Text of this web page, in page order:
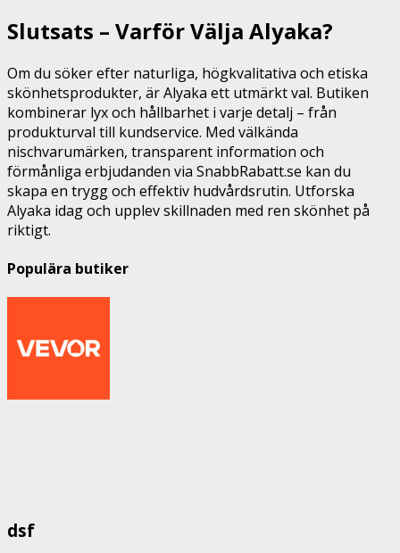
Slutsats – Varför Välja Alyaka?
Om du söker efter naturliga, högkvalitativa och etiska
skönhetsprodukter, är Alyaka ett utmärkt val. Butiken
kombinerar lyx och hållbarhet i varje detalj – från
produkturval till kundservice. Med välkända
nischvarumärken, transparent information och
förmånliga erbjudanden via SnabbRabatt.se kan du
skapa en trygg och effektiv hudvårdsrutin. Utforska
Alyaka idag och upplev skillnaden med ren skönhet på
riktigt.
Populära butiker
dsf